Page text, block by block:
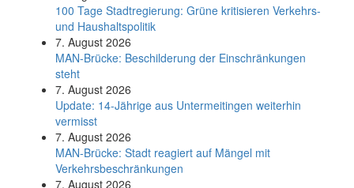
100 Tage Stadtregierung: Grüne kritisieren Verkehrs-
und Haushaltspolitik
7. August 2026
MAN-Brücke: Beschilderung der Einschränkungen
steht
7. August 2026
Update: 14-Jährige aus Untermeitingen weiterhin
vermisst
7. August 2026
MAN-Brücke: Stadt reagiert auf Mängel mit
Verkehrsbeschränkungen
7. August 2026